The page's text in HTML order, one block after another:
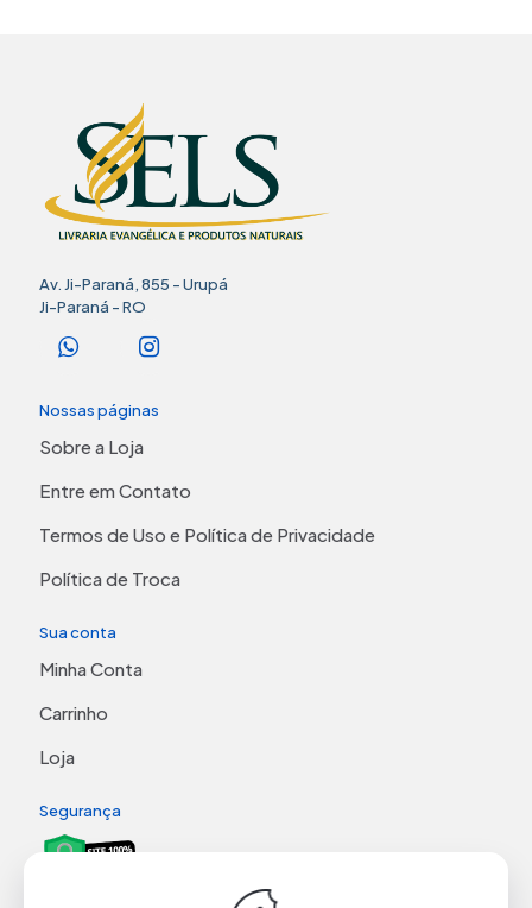
Av. Ji-Paraná, 855 - Urupá
Ji-Paraná - RO
Nossas páginas
Sobre a Loja
Entre em Contato
Termos de Uso e Política de Privacidade
Política de Troca
Sua conta
Minha Conta
Carrinho
Loja
Segurança